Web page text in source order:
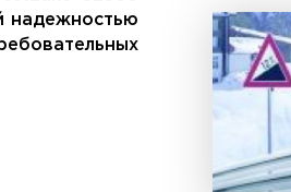
надежностью